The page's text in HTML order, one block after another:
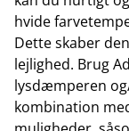
hvide
Dette skaber
lejlighed. Brug
lysdæmperen
kombination